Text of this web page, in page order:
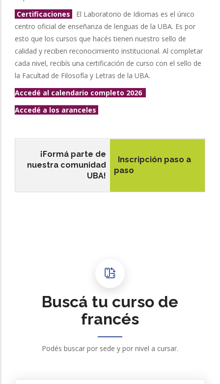
Certificaciones
El Laboratorio de Idiomas es el único
centro oficial de enseñanza de lenguas de la UBA. Es por
esto que los cursos que hacés tienen nuestro sello de
calidad y reciben reconocimiento institucional. Al completar
cada nivel, recibís una certificación de curso con el sello de
la Facultad de Filosofía y Letras de la UBA.
Accedé al calendario completo 2026
Accedé a los aranceles
¡Formá parte de
nuestra comunidad
UBA!
Inscripción paso a
paso
Buscá tu curso de
francés
Podés buscar por sede y por nivel a cursar.